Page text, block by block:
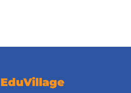
EduVillage